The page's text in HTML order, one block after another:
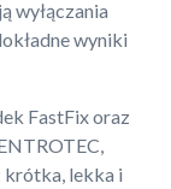
wyłączania
wyniki
FastFix oraz
lekka i